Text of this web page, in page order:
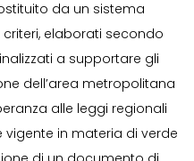
da un sistema
elaborati secondo
a supportare gli
dell’area metropolitana
alle leggi regionali
vigente in materia di verde